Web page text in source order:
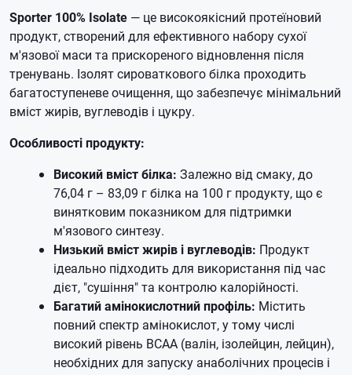
Sporter 100% Isolate — це високоякісний протеїновий
продукт, створений для ефективного набору сухої
м'язової маси та прискореного відновлення після
тренувань. Ізолят сироваткового білка проходить
багатоступеневе очищення, що забезпечує мінімальний
вміст жирів, вуглеводів і цукру.
Особливості продукту:
Високий вміст білка: Залежно від смаку, до
76,04 г – 83,09 г білка на 100 г продукту, що є
винятковим показником для підтримки
м'язового синтезу.
Низький вміст жирів і вуглеводів: Продукт
ідеально підходить для використання під час
дієт, "сушіння" та контролю калорійності.
Багатий амінокислотний профіль: Містить
повний спектр амінокислот, у тому числі
високий рівень BCAA (валін, ізолейцин, лейцин),
необхідних для запуску анаболічних процесів і